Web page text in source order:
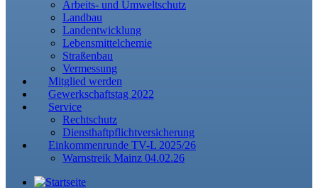
Arbeits- und Umweltschutz
Landbau
Landentwicklung
Lebensmittelchemie
Straßenbau
Vermessung
Mitglied werden
Gewerkschaftstag 2022
Service
Rechtschutz
Diensthaftpflichtversicherung
Einkommenrunde TV-L 2025/26
Warnstreik Mainz 04.02.26